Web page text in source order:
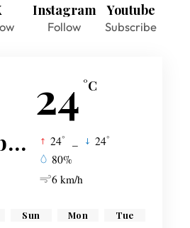
Instagram
Follow
Youtube
Subscribe
24 °C
Hyderabad 24° 24°
80%
6 km/h
Sun Mon Tue